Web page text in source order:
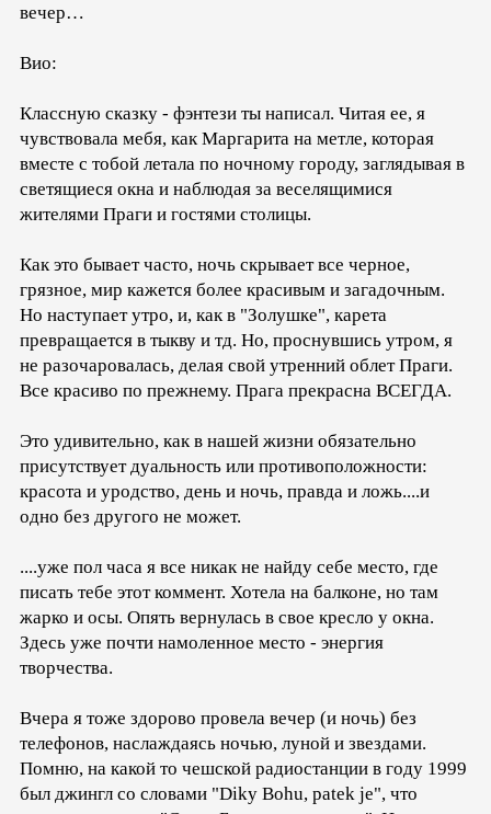
вечер…
Вио:
Классную сказку - фэнтези ты написал. Читая ее, я
чувствовала мебя, как Маргарита на метле, которая
вместе с тобой летала по ночному городу, заглядывая в
светящиеся окна и наблюдая за веселящимися
жителями Праги и гостями столицы.
Как это бывает часто, ночь скрывает все черное,
грязное, мир кажется более красивым и загадочным.
Но наступает утро, и, как в "Золушке", карета
превращается в тыкву и тд. Но, проснувшись утром, я
не разочаровалась, делая свой утренний облет Праги.
Все красиво по прежнему. Прага прекрасна ВСЕГДА.
Это удивительно, как в нашей жизни обязательно
присутствует дуальность или противоположности:
красота и уродство, день и ночь, правда и ложь....и
одно без другого не может.
....уже пол часа я все никак не найду себе место, где
писать тебе этот коммент. Хотела на балконе, но там
жарко и осы. Опять вернулась в свое кресло у окна.
Здесь уже почти намоленное место - энергия
творчества.
Вчера я тоже здорово провела вечер (и ночь) без
телефонов, наслаждаясь ночью, луной и звездами.
Помню, на какой то чешской радиостанции в году 1999
был джингл со словами "Diky Bohu, patek je", что